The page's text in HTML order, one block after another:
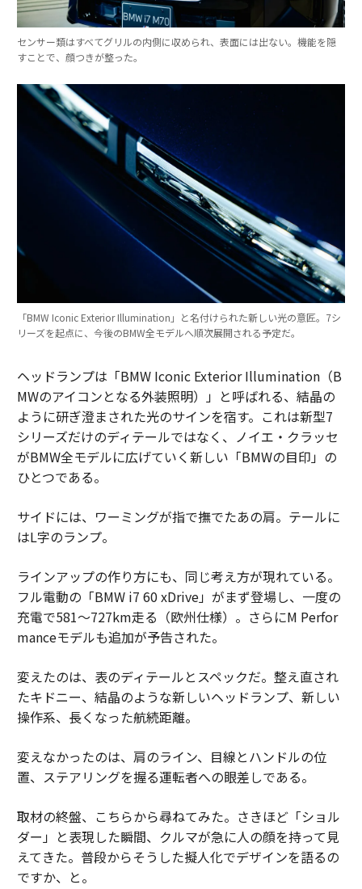
センサー類はすべてグリルの内側に収められ、表面には出ない。機能を隠
すことで、顔つきが整った。
「BMW Iconic Exterior Illumination」と名付けられた新しい光の意匠。7シ
リーズを起点に、今後のBMW全モデルへ順次展開される予定だ。
ヘッドランプは「BMW Iconic Exterior Illumination（B
MWのアイコンとなる外装照明）」と呼ばれる、結晶の
ように研ぎ澄まされた光のサインを宿す。これは新型7
シリーズだけのディテールではなく、ノイエ・クラッセ
がBMW全モデルに広げていく新しい「BMWの目印」の
ひとつである。
サイドには、ワーミングが指で撫でたあの肩。テールに
はL字のランプ。
ラインアップの作り方にも、同じ考え方が現れている。
フル電動の「BMW i7 60 xDrive」がまず登場し、一度の
充電で581〜727km走る（欧州仕様）。さらにM Perfor
manceモデルも追加が予告された。
変えたのは、表のディテールとスペックだ。整え直され
たキドニー、結晶のような新しいヘッドランプ、新しい
操作系、長くなった航続距離。
変えなかったのは、肩のライン、目線とハンドルの位
置、ステアリングを握る運転者への眼差しである。
取材の終盤、こちらから尋ねてみた。さきほど「ショル
ダー」と表現した瞬間、クルマが急に人の顔を持って見
えてきた。普段からそうした擬人化でデザインを語るの
ですか、と。